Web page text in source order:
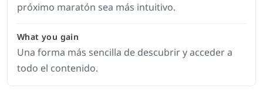
próximo maratón sea más intuitivo.
What you gain
Una forma más sencilla de descubrir y acceder a
todo el contenido.